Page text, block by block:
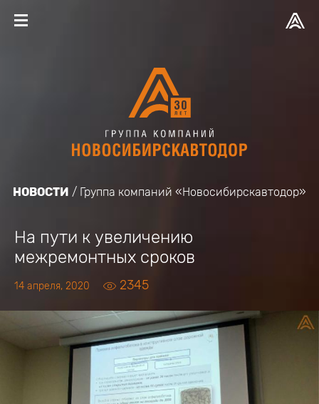
НОВОСТИ Группа компаний «Новосибирскавтодор»
На пути к увеличению
межремонтных сроков
14 апреля, 2020 2345